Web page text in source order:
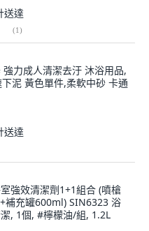
送達
(1)
強力成人清潔去汙 沐浴用品,
泥 黃色單件,柔軟中砂 卡通
送達
強效清潔劑1+1組合 (噴槍
補充罐600ml) SIN6323 浴
, 1個, #檸檬油/組, 1.2L